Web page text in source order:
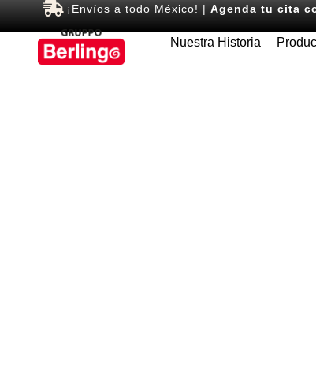
¡Envíos a todo México! | Agenda tu cita
Nuestra Historia